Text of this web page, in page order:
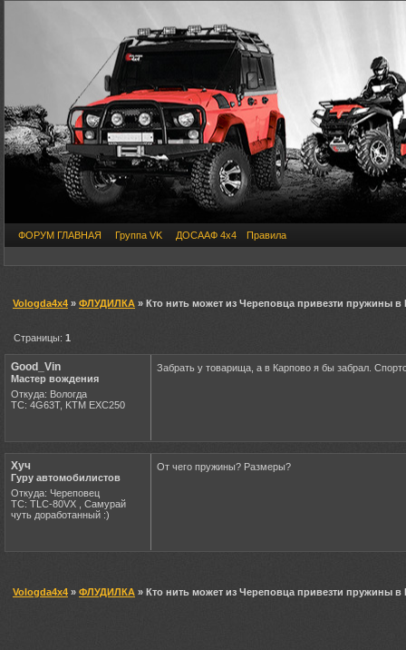
ФОРУМ ГЛАВНАЯ Группа VK ДОСААФ 4х4 Правила
Vologda4x4 » ФЛУДИЛКА » Кто нить может из Череповца привезти пружины в
Страницы:1
Good_Vin
Мастер вождения
Откуда: Вологда
ТС: 4G63T, KTM EXC250
Забрать у товарища, а в Карпово я бы забрал.
Хуч
Гуру автомобилистов
Откуда: Череповец
ТС: TLC-80VX , Самурай
чуть доработанный :)
От чего пружины? Размеры?
Vologda4x4 » ФЛУДИЛКА » Кто нить может из Череповца привезти пружины в